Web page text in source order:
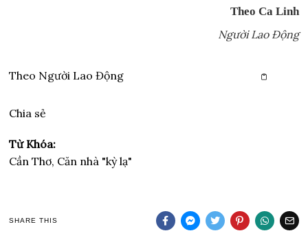
Theo Ca Linh
Người Lao Động
Theo Người Lao Động
Chia sẻ
Từ Khóa:
Cần Thơ, Căn nhà "kỳ lạ"
SHARE THIS